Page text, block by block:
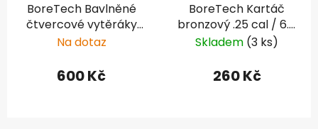
BoreTech Bavlněné
čtvercové vytěráky
X-Count .284 / 7 mm
Na dotaz
600 Kč
BoreTech Kartáč
bronzový .25 cal / 6.5
mm (3 ks)
Skladem (3 ks)
260 Kč